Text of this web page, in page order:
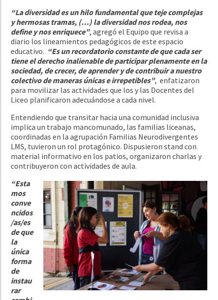
“La diversidad es un hilo fundamental que teje complejas
y hermosas tramas, (…) la diversidad nos rodea, nos
define y nos enriquece”, agregó el Equipo que revisa a
diario los lineamientos pedagógicos de este espacio
educativo. “Es un recordatorio constante de que cada ser
tiene el derecho inalienable de participar plenamente en la
sociedad, de crecer, de aprender y de contribuir a nuestro
colectivo de maneras únicas e irrepetibles”, enfatizaron
para movilizar las actividades que los y las Docentes del
Liceo planificaron adecuándose a cada nivel.
Entendiendo que transitar hacia una comunidad inclusiva
implica un trabajo mancomunado, las familias liceanas,
coordinadas en la agrupación Familias Neurodivergentes
LMS, tuvieron un rol protagónico. Dispusieron stand con
material informativo en los patios, organizaron charlas y
contribuyeron con actividades de aula.
“Esta
mos
conve
ncidos
/as/es
de que
la
única
forma
de
instau
rar